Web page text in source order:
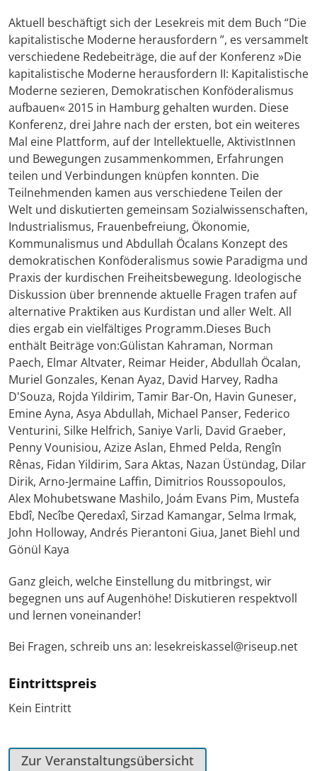
Aktuell beschäftigt sich der Lesekreis mit dem Buch “Die
kapitalistische Moderne herausfordern ”, es versammelt
verschiedene Redebeiträge, die auf der Konferenz »Die
kapitalistische Moderne herausfordern II: Kapitalistische
Moderne sezieren, Demokratischen Konföderalismus
aufbauen« 2015 in Hamburg gehalten wurden. Diese
Konferenz, drei Jahre nach der ersten, bot ein weiteres
Mal eine Plattform, auf der Intellektuelle, AktivistInnen
und Bewegungen zusammenkommen, Erfahrungen
teilen und Verbindungen knüpfen konnten. Die
Teilnehmenden kamen aus verschiedene Teilen der
Welt und diskutierten gemeinsam Sozialwissenschaften,
Industrialismus, Frauenbefreiung, Ökonomie,
Kommunalismus und Abdullah Öcalans Konzept des
demokratischen Konföderalismus sowie Paradigma und
Praxis der kurdischen Freiheitsbewegung. Ideologische
Diskussion über brennende aktuelle Fragen trafen auf
alternative Praktiken aus Kurdistan und aller Welt. All
dies ergab ein vielfältiges Programm.Dieses Buch
enthält Beiträge von:Gülistan Kahraman, Norman
Paech, Elmar Altvater, Reimar Heider, Abdullah Öcalan,
Muriel Gonzales, Kenan Ayaz, David Harvey, Radha
D'Souza, Rojda Yildirim, Tamir Bar-On, Havin Guneser,
Emine Ayna, Asya Abdullah, Michael Panser, Federico
Venturini, Silke Helfrich, Saniye Varli, David Graeber,
Penny Vounisiou, Azize Aslan, Ehmed Pelda, Rengîn
Rênas, Fidan Yildirim, Sara Aktas, Nazan Üstündag, Dilar
Dirik, Arno-Jermaine Laffin, Dimitrios Roussopoulos,
Alex Mohubetswane Mashilo, Joám Evans Pim, Mustefa
Ebdî, Necîbe Qeredaxî, Sirzad Kamangar, Selma Irmak,
John Holloway, Andrés Pierantoni Giua, Janet Biehl und
Gönül Kaya
Ganz gleich, welche Einstellung du mitbringst, wir
begegnen uns auf Augenhöhe! Diskutieren respektvoll
und lernen voneinander!
Bei Fragen, schreib uns an: lesekreiskassel@riseup.net
Eintrittspreis
Kein Eintritt
Zur Veranstaltungsübersicht